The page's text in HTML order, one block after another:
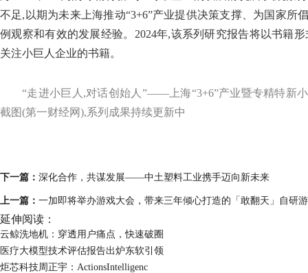
不足,以期为未来上海推动“3+6”产业提供决策支撑、为国家所
例观察和有效的发展经验。2024年,该系列研究报告将以书籍
关注小巨人企业的书籍。
“走进小巨人,对话创始人”——上海“3+6”产业暨专精特新
截图(第一财经网),系列成果持续更新中
下一篇： 深化合作，共谋发展——中土塑料工业携手迈向新未来
上一篇： 一加即将举办游戏大会，带来三年倾心打造的「敢翻天」自研
延伸阅读：
云鲸洗地机：穿透用户痛点，快速破圈
医疗大模型技术评估报告出炉东软引领
炬芯科技周正宇：ActionsIntelligenc